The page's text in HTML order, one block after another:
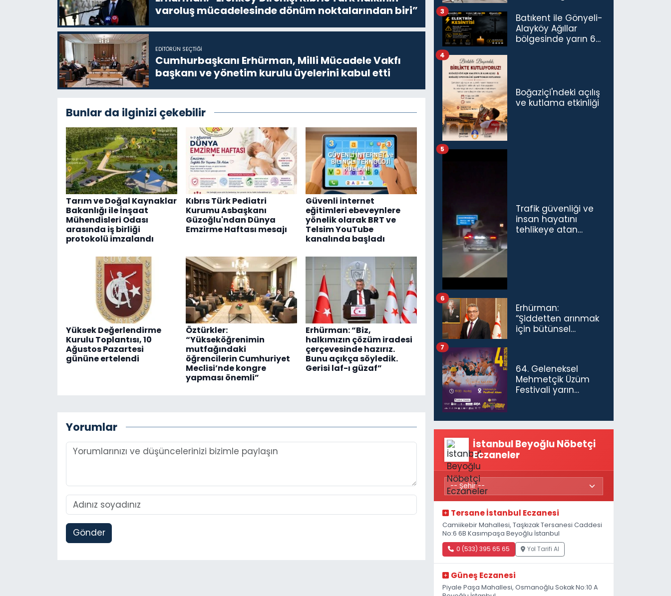
varoluş mücadelesinde dönüm noktalarından biri”
EDITÖRÜN SEÇTIĞI
Cumhurbaşkanı Erhürman, Milli Mücadele Vakfı
başkanı ve yönetim kurulu üyelerini kabul etti
Bunlar da ilginizi çekebilir
Tarım ve Doğal Kaynaklar
Bakanlığı ile İnşaat
Mühendisleri Odası
arasında iş birliği
protokolü imzalandı
Kıbrıs Türk Pediatri
Kurumu Asbaşkanı
Güzoğlu'ndan Dünya
Emzirme Haftası mesajı
Güvenli internet
eğitimleri ebeveynlere
yönelik olarak BRT ve
Telsim YouTube
kanalında başladı
Yüksek Değerlendirme
Kurulu Toplantısı, 10
Ağustos Pazartesi
gününe ertelendi
Öztürkler:
“Yükseköğrenimin
mutfağındaki
öğrencilerin Cumhuriyet
Meclisi’nde kongre
yapması önemli”
Erhürman: “Biz,
halkımızın çözüm iradesi
çerçevesinde hazırız.
Bunu açıkça söyledik.
Gerisi laf-ı güzaf”
Yorumlar
Gönder
Açıldı
Batıkent ile Gönyeli-
Alayköy Ağıllar
bölgesinde yarın 6
3
Boğaziçi'ndeki açılış
ve kutlama etkinliği
4
Trafik güvenliği ve
insan hayatını
tehlikeye atan
5
Erhürman:
“Şiddetten arınmak
için bütünsel
6
64. Geleneksel
Mehmetçik Üzüm
Festivali yarın
7
İstanbul Beyoğlu Nöbetçi
Eczaneler
Tersane İstanbul Eczanesi
Camiikebir Mahallesi, Taşkızak Tersanesi Caddesi
No:6 6B Kasımpaşa Beyoğlu İstanbul
0 (533) 395 65 65 Yol Tarifi Al
Güneş Eczanesi
Piyale Paşa Mahallesi, Osmanoğlu Sokak No:10 A